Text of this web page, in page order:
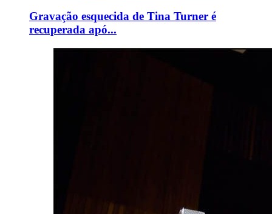
Gravação esquecida de Tina Turner é
recuperada apó...